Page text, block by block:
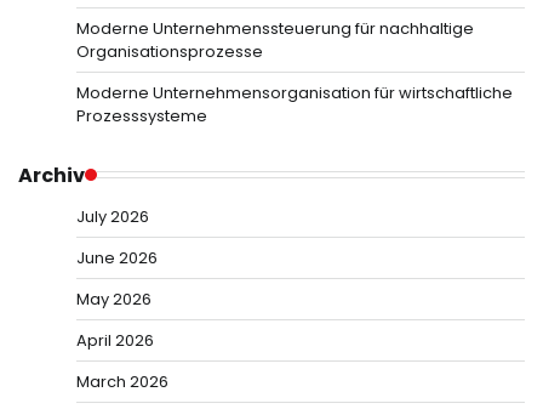
Moderne Unternehmenssteuerung für nachhaltige
Organisationsprozesse
Moderne Unternehmensorganisation für wirtschaftliche
Prozesssysteme
Archiv
July 2026
June 2026
May 2026
April 2026
March 2026